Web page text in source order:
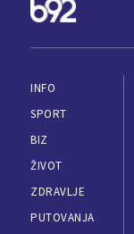
INFO
SPORT
BIZ
ŽIVOT
ZDRAVLJE
PUTOVANJA